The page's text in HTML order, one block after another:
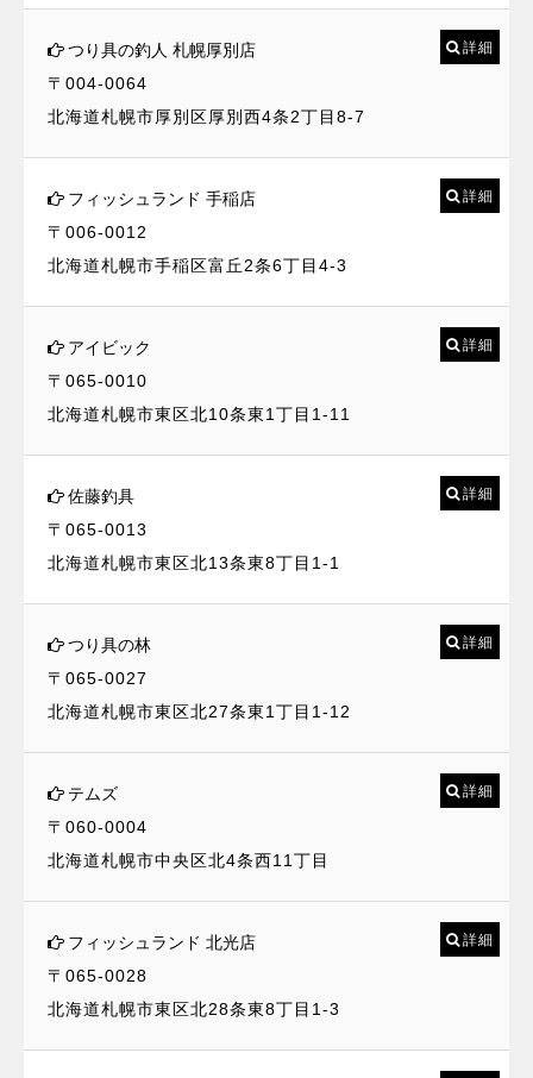
つり具の釣人 札幌厚別店
〒004-0064
北海道札幌市厚別区厚別西4条2丁目8-7
詳細
フィッシュランド 手稲店
〒006-0012
北海道札幌市手稲区富丘2条6丁目4-3
詳細
アイビック
〒065-0010
北海道札幌市東区北10条東1丁目1-11
詳細
佐藤釣具
〒065-0013
北海道札幌市東区北13条東8丁目1-1
詳細
つり具の林
〒065-0027
北海道札幌市東区北27条東1丁目1-12
詳細
テムズ
〒060-0004
北海道札幌市中央区北4条西11丁目
詳細
フィッシュランド 北光店
〒065-0028
北海道札幌市東区北28条東8丁目1-3
詳細